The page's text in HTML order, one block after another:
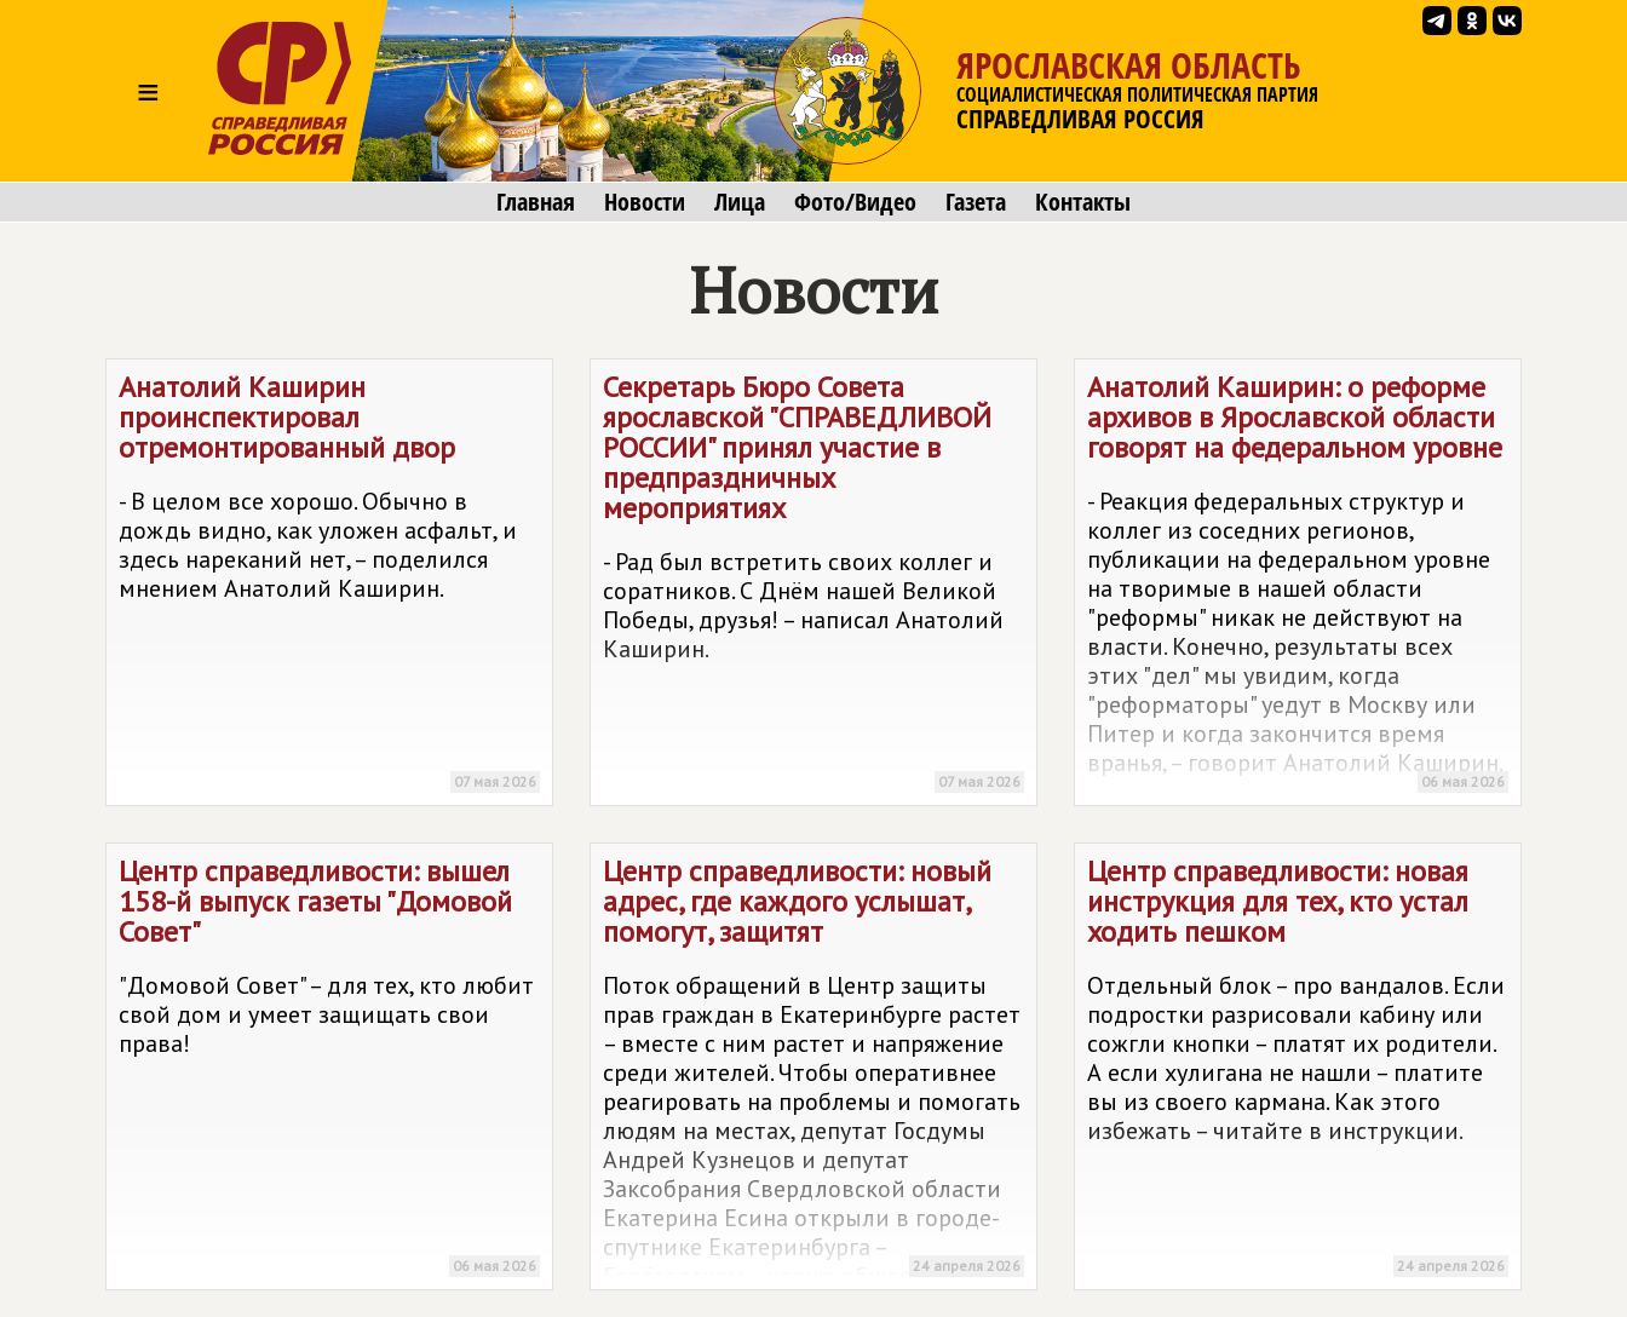
≡
ЯРОСЛАВСКАЯ ОБЛАСТЬ
СОЦИАЛИСТИЧЕСКАЯ ПОЛИТИЧЕСКАЯ ПАРТИЯ
СПРАВЕДЛИВАЯ РОССИЯ
Главная Новости Лица Фото/Видео Газета Контакты
Новости
Анатолий Каширин
проинспектировал
отремонтированный двор
- В целом все хорошо. Обычно в
дождь видно, как уложен асфальт, и
здесь нареканий нет, – поделился
мнением Анатолий Каширин.
07 мая 2026
Секретарь Бюро Совета
ярославской "СПРАВЕДЛИВОЙ
РОССИИ" принял участие в
предпраздничных
мероприятиях
- Рад был встретить своих коллег и
соратников. С Днём нашей Великой
Победы, друзья! – написал Анатолий
Каширин.
07 мая 2026
Анатолий Каширин: о реформе
архивов в Ярославской области
говорят на федеральном уровне
- Реакция федеральных структур и
коллег из соседних регионов,
публикации на федеральном уровне
на творимые в нашей области
"реформы" никак не действуют на
власти. Конечно, результаты всех
этих "дел" мы увидим, когда
"реформаторы" уедут в Москву или
Питер и когда закончится время
вранья, – говорит Анатолий Каширин.
06 мая 2026
Центр справедливости: вышел
158-й выпуск газеты "Домовой
Совет"
"Домовой Совет" – для тех, кто любит
свой дом и умеет защищать свои
права!
06 мая 2026
Центр справедливости: новый
адрес, где каждого услышат,
помогут, защитят
Поток обращений в Центр защиты
прав граждан в Екатеринбурге растет
– вместе с ним растет и напряжение
среди жителей. Чтобы оперативнее
реагировать на проблемы и помогать
людям на местах, депутат Госдумы
Андрей Кузнецов и депутат
Заксобрания Свердловской области
Екатерина Есина открыли в городе-
спутнике Екатеринбурга –
Берёзовском – новую общественную
24 апреля 2026
Центр справедливости: новая
инструкция для тех, кто устал
ходить пешком
Отдельный блок – про вандалов. Если
подростки разрисовали кабину или
сожгли кнопки – платят их родители.
А если хулигана не нашли – платите
вы из своего кармана. Как этого
избежать – читайте в инструкции.
24 апреля 2026